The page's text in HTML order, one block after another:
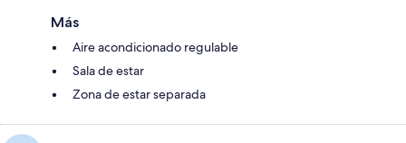
Más
Aire acondicionado regulable
Sala de estar
Zona de estar separada